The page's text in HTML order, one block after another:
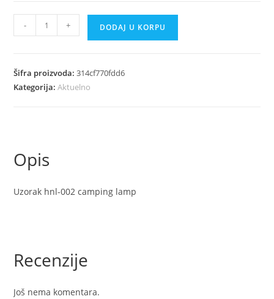
hnl
camping
lamp
- + DODAJ U KORPU
Šifra proizvoda:314cf770fdd6
Kategorija:Aktuelno
Opis
Uzorak hnl-002 camping lamp
Recenzije
Još nema komentara.